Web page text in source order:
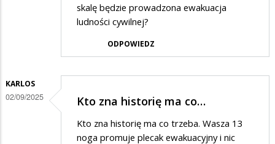
skalę będzie prowadzona ewakuacja
ludności cywilnej?
ODPOWIEDZ
KARLOS
02/09/2025 Kto zna historię ma co…
Kto zna historię ma co trzeba. Wasza 13
noga promuje plecak ewakuacyjny i nic